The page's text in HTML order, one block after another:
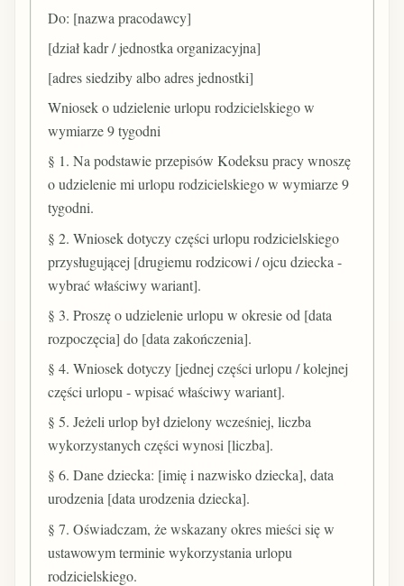
Do: [nazwa pracodawcy]
[dział kadr / jednostka organizacyjna]
[adres siedziby albo adres jednostki]
Wniosek o udzielenie urlopu rodzicielskiego w
wymiarze 9 tygodni
§ 1. Na podstawie przepisów Kodeksu pracy wnoszę
o udzielenie mi urlopu rodzicielskiego w wymiarze 9
tygodni.
§ 2. Wniosek dotyczy części urlopu rodzicielskiego
przysługującej [drugiemu rodzicowi / ojcu dziecka -
wybrać właściwy wariant].
§ 3. Proszę o udzielenie urlopu w okresie od [data
rozpoczęcia] do [data zakończenia].
§ 4. Wniosek dotyczy [jednej części urlopu / kolejnej
części urlopu - wpisać właściwy wariant].
§ 5. Jeżeli urlop był dzielony wcześniej, liczba
wykorzystanych części wynosi [liczba].
§ 6. Dane dziecka: [imię i nazwisko dziecka], data
urodzenia [data urodzenia dziecka].
§ 7. Oświadczam, że wskazany okres mieści się w
ustawowym terminie wykorzystania urlopu
rodzicielskiego.